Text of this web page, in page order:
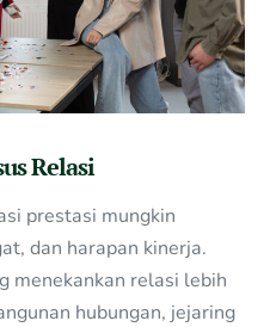
Relasi
prestasi mungkin
dan harapan kinerja.
menekankan relasi lebih
hubungan, jejaring